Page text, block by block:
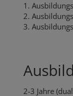
1.
2.
3.
2-3 Jahre